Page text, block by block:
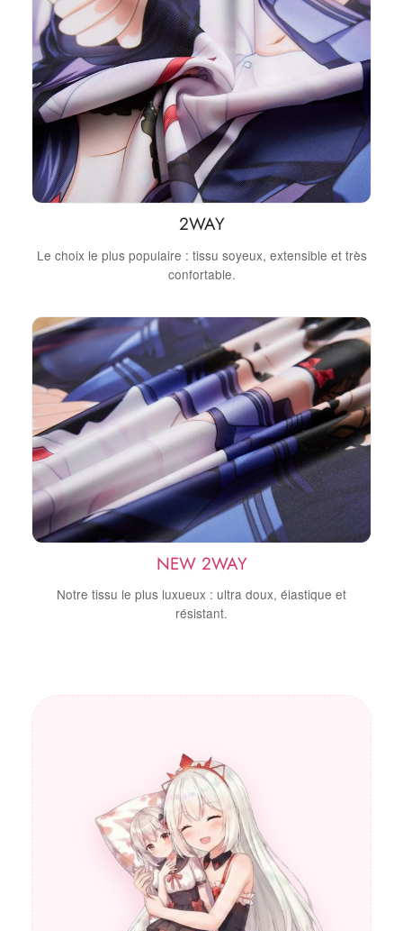
2WAY
Le choix le plus populaire : tissu soyeux, extensible et très
confortable.
NEW 2WAY
Notre tissu le plus luxueux : ultra doux, élastique et
résistant.